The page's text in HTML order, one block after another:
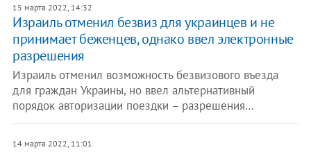
15 марта 2022, 14:32
Израиль отменил безвиз для украинцев и не
принимает беженцев, однако ввел электронные
разрешения
Израиль отменил возможность безвизового въезда
для граждан Украины, но ввел альтернативный
порядок авторизации поездки – разрешения…
14 марта 2022, 11:01